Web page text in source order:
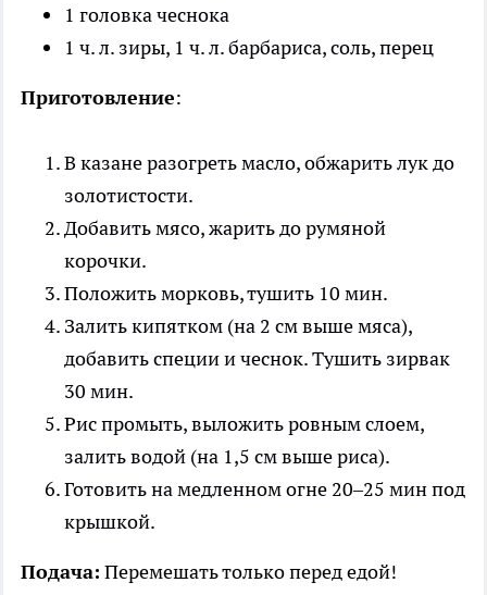
1 головка чеснока
1 ч. л. зиры, 1 ч. л. барбариса, соль, перец
Приготовление:
В казане разогреть масло, обжарить лук до
золотистости.
Добавить мясо, жарить до румяной
корочки.
Положить морковь, тушить 10 мин.
Залить кипятком (на 2 см выше мяса),
добавить специи и чеснок. Тушить зирвак
30 мин.
Рис промыть, выложить ровным слоем,
залить водой (на 1,5 см выше риса).
Готовить на медленном огне 20–25 мин под
крышкой.
Подача: Перемешать только перед едой!